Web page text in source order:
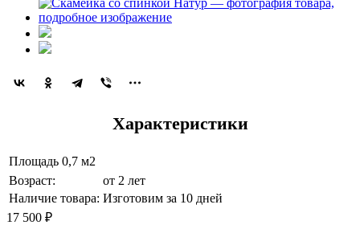
Характеристики
Площадь 0,7 м2
Возраст:
от 2 лет
Наличие товара: Изготовим за 10 дней
17 500 ₽